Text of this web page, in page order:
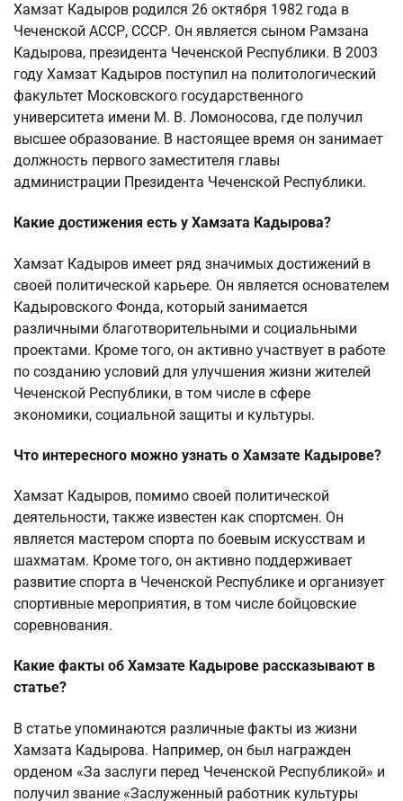
Хамзат Кадыров родился 26 октября 1982 года в
Чеченской АССР, СССР. Он является сыном Рамзана
Кадырова, президента Чеченской Республики. В 2003
году Хамзат Кадыров поступил на политологический
факультет Московского государственного
университета имени М. В. Ломоносова, где получил
высшее образование. В настоящее время он занимает
должность первого заместителя главы
администрации Президента Чеченской Республики.
Какие достижения есть у Хамзата Кадырова?
Хамзат Кадыров имеет ряд значимых достижений в
своей политической карьере. Он является основателем
Кадыровского Фонда, который занимается
различными благотворительными и социальными
проектами. Кроме того, он активно участвует в работе
по созданию условий для улучшения жизни жителей
Чеченской Республики, в том числе в сфере
экономики, социальной защиты и культуры.
Что интересного можно узнать о Хамзате Кадырове?
Хамзат Кадыров, помимо своей политической
деятельности, также известен как спортсмен. Он
является мастером спорта по боевым искусствам и
шахматам. Кроме того, он активно поддерживает
развитие спорта в Чеченской Республике и организует
спортивные мероприятия, в том числе бойцовские
соревнования.
Какие факты об Хамзате Кадырове рассказывают в
статье?
В статье упоминаются различные факты из жизни
Хамзата Кадырова. Например, он был награжден
орденом «За заслуги перед Чеченской Республикой» и
получил звание «Заслуженный работник культуры